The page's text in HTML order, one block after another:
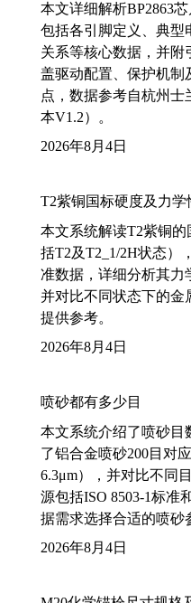
本文详细解析BP2863
包括各引脚定义、典型
关系等核心数据，并附
盖驱动配置、保护机制
点，数据参考自杭州士
本V1.2）。
2026年8月4日
T2紫铜国标硬度及力学
本文系统解读T2紫铜
括T2及T2_1/2H状态）
准数据，详细分析其力
并对比不同状态下的金
提供参考。
2026年8月4日
喷砂都有多少目
本文系统介绍了喷砂目
了铝合金喷砂200目对
6.3μm），并对比不同
源包括ISO 8503-1标准
据需求选择合适的喷砂
2026年8月4日